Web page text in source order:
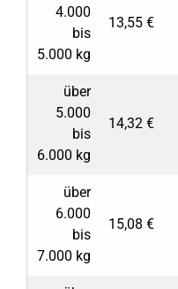
4.000
bis
5.000 kg
13,55 €
über
5.000
bis
6.000 kg
14,32 €
über
6.000
bis
7.000 kg
15,08 €